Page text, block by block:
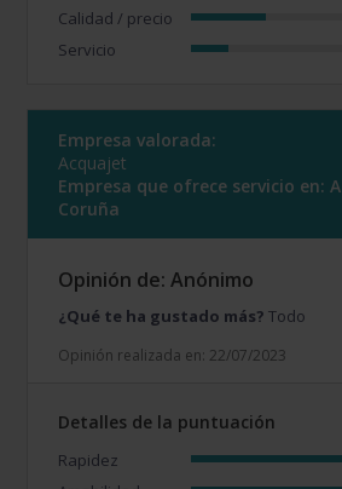
Calidad / precio
Servicio
Empresa valorada:
Acquajet
Empresa que ofrece servicio en:A
Coruña
Opinión de: Anónimo
¿Qué te ha gustado más? Todo
Opinión realizada en: 22/07/2023
Detalles de la puntuación
Rapidez